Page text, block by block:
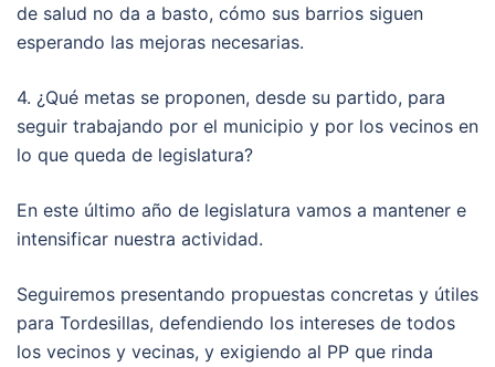
de salud no da a basto, cómo sus barrios siguen
esperando las mejoras necesarias.
4. ¿Qué metas se proponen, desde su partido, para
seguir trabajando por el municipio y por los vecinos en
lo que queda de legislatura?
En este último año de legislatura vamos a mantener e
intensificar nuestra actividad.
Seguiremos presentando propuestas concretas y útiles
para Tordesillas, defendiendo los intereses de todos
los vecinos y vecinas, y exigiendo al PP que rinda